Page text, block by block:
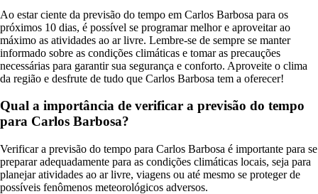
Ao estar ciente da previsão do tempo em Carlos Barbosa para os
próximos 10 dias, é possível se programar melhor e aproveitar ao
máximo as atividades ao ar livre. Lembre-se de sempre se manter
informado sobre as condições climáticas e tomar as precauções
necessárias para garantir sua segurança e conforto. Aproveite o clima
da região e desfrute de tudo que Carlos Barbosa tem a oferecer!
Qual a importância de verificar a previsão do tempo
para Carlos Barbosa?
Verificar a previsão do tempo para Carlos Barbosa é importante para se
preparar adequadamente para as condições climáticas locais, seja para
planejar atividades ao ar livre, viagens ou até mesmo se proteger de
possíveis fenômenos meteorológicos adversos.